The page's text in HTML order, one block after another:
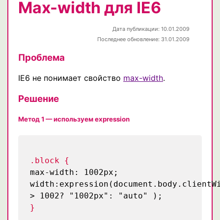
Max-width для IE6
Дата публикации: 10.01.2009
Последнее обновление: 31.01.2009
Проблема
IE6 не понимает свойство max-width.
Решение
Метод 1 — используем expression
.block {
max-width: 1002px;
> 1002? "1002px": "auto" );
}